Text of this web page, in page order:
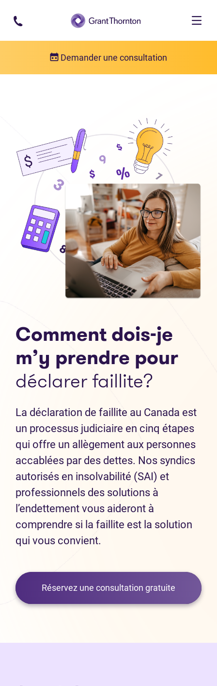
Passer au contenu principal
Demander une consultation
Comment dois-je
m’y prendre pour
déclarer faillite?
La déclaration de faillite au Canada est
un processus judiciaire en cinq étapes
qui offre un allègement aux personnes
accablées par des dettes. Nos syndics
autorisés en insolvabilité (SAI) et
professionnels des solutions à
l’endettement vous aideront à
comprendre si la faillite est la solution
qui vous convient.
Réservez une consultation gratuite